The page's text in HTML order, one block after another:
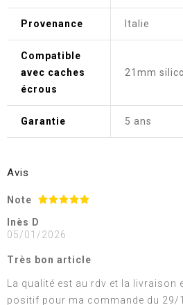
Provenance Italie
Compatible
avec caches
écrous
21mm
Garantie 5 ans
Avis
Note
Inès D
05/01/2026
Très bon article
La qualité est au rdv et la livraison
positif pour ma commande du 29/